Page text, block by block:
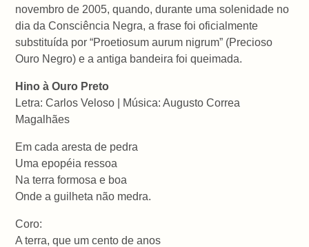
novembro de 2005, quando, durante uma solenidade no
dia da Consciência Negra, a frase foi oficialmente
substituída por “Proetiosum aurum nigrum” (Precioso
Ouro Negro) e a antiga bandeira foi queimada.
Hino à Ouro Preto
Letra: Carlos Veloso | Música: Augusto Correa
Magalhães
Em cada aresta de pedra
Uma epopéia ressoa
Na terra formosa e boa
Onde a guilheta não medra.
Coro:
A terra, que um cento de anos